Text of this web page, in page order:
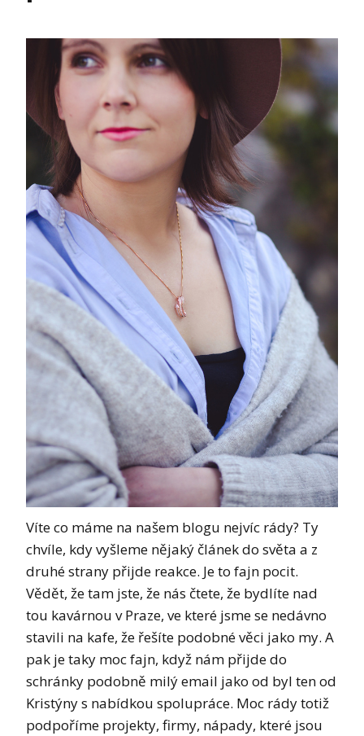
Víte co máme na našem blogu nejvíc rády? Ty
chvíle, kdy vyšleme nějaký článek do světa a z
druhé strany přijde reakce. Je to fajn pocit.
Vědět, že tam jste, že nás čtete, že bydlíte nad
tou kavárnou v Praze, ve které jsme se nedávno
stavili na kafe, že řešíte podobné věci jako my. A
pak je taky moc fajn, když nám přijde do
schránky podobně milý email jako od byl ten od
Kristýny s nabídkou spolupráce. Moc rády totiž
podpoříme projekty, firmy, nápady, které jsou